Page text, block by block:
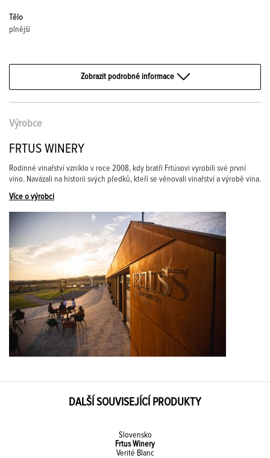
Tělo
plnější
Zobrazit podrobné informace
Výrobce
FRTUS WINERY
Rodinné vinařství vzniklo v roce 2008, kdy bratři Frtúsovi vyrobili své první
víno. Navázali na historii svých předků, kteří se věnovali vinařství a výrobě vína.
Více o výrobci
DALŠÍ SOUVISEJÍCÍ PRODUKTY
Slovensko
Frtus Winery
Verité Blanc